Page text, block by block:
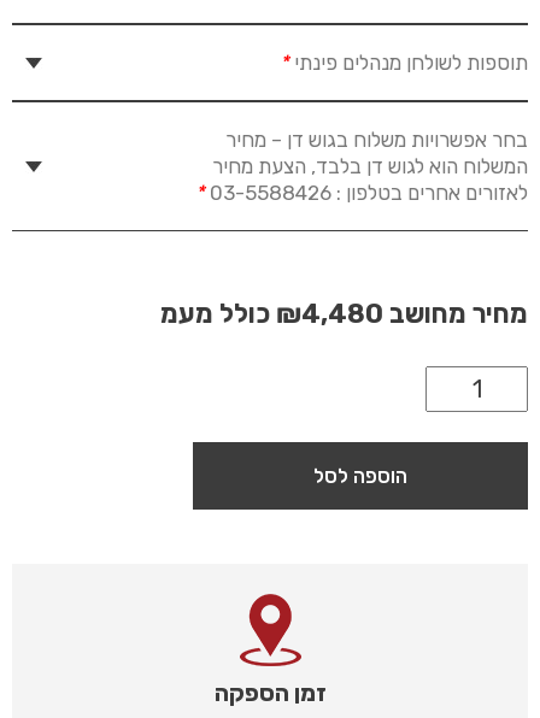
תוספות לשולחן מנהלים פינתי*
בחר אפשרויות משלוח בגוש דן – מחיר
המשלוח הוא לגוש דן בלבד, הצעת מחיר
לאזורים אחרים בטלפון : 03-5588426
*
מחיר מחושב ₪4,480 כולל מעמ
הוספה לסל
זמן הספקה